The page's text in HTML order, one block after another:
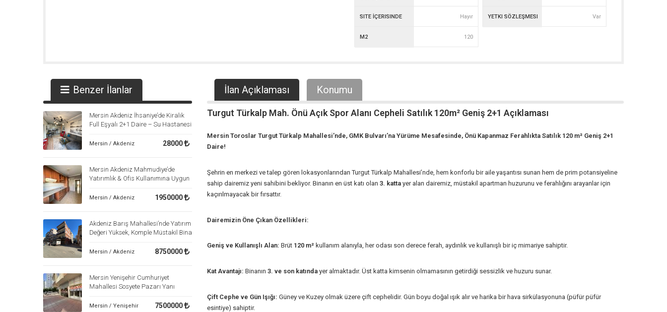
SITE İÇERISINDE Hayır YETKI SÖZLEŞMESI Var
M2 120
İlan Açıklaması Konumu
Turgut Türkalp Mah. Önü Açık Spor Alanı Cepheli Satılık 120m² Geniş 2+1 Açıklaması
Mersin Toroslar Turgut Türkalp Mahallesi’nde, GMK Bulvarı’na Yürüme Mesafesinde, Önü Kapanmaz Ferahlıkta Satılık 120 m² Geniş 2+1
Daire!
Şehrin en merkezi ve talep gören lokasyonlarından Turgut Türkalp Mahallesi’nde, hem konforlu bir aile yaşantısı sunan hem de prim potansiyeline
sahip dairemiz yeni sahibini bekliyor. Binanın en üst katı olan 3. katta yer alan dairemiz, müstakil apartman huzurunu ve ferahlığını arayanlar için
kaçırılmayacak bir fırsattır.
Dairemizin Öne Çıkan Özellikleri:
Geniş ve Kullanışlı Alan: Brüt 120 m² kullanım alanıyla, her odası son derece ferah, aydınlık ve kullanışlı bir iç mimariye sahiptir.
Kat Avantajı: Binanın 3. ve son katında yer almaktadır. Üst katta kimsenin olmamasının getirdiği sessizlik ve huzuru sunar.
Çift Cephe ve Gün Işığı: Güney ve Kuzey olmak üzere çift cephelidir. Gün boyu doğal ışık alır ve harika bir hava sirkülasyonuna (püfür püfür
esintiye) sahiptir.
Benzer İlanlar
Mersin Akdeniz İhsaniye’de Kiralık
Full Eşyalı 2+1 Daire – Su Hastanesi
Mersin / Akdeniz 28000
Mersin Akdeniz Mahmudiye’de
Yatırımlık & Ofis Kullanımına Uygun
Mersin / Akdeniz 1950000
Akdeniz Barış Mahallesi’nde Yatırım
Değeri Yüksek, Komple Müstakil Bina
Mersin / Akdeniz 8750000
Mersin Yenişehir Cumhuriyet
Mahallesi Sosyete Pazarı Yanı
Yüksek Kira Getirili Yatırım Fırsatı
Mersin / Yenişehir 7500000